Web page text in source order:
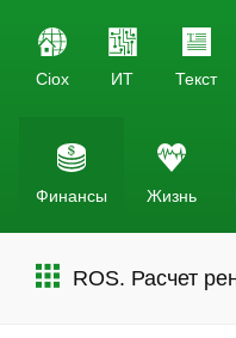
Ciox ИТ Текст
Финансы Жизнь
ROS. Расчет